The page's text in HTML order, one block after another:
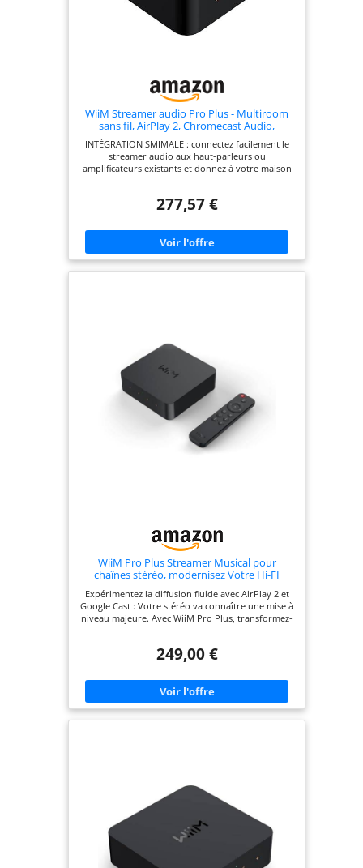
WiiM Streamer audio Pro Plus - Multiroom
sans fil, AirPlay 2, Chromecast Audio,
INTÉGRATION SMIMALE : connectez facilement le
streamer audio aux haut-parleurs ou
amplificateurs existants et donnez à votre maison
un système audio moderne sans avoir à remplacer
prise en charge d'AirPlay 2, Google Chromecast
d'utiliser vos applications et appareils préférés,
que vous aimiez Apple, Android ou d'autres
systèmes. Son de qualité supérieure : découvrez
une musique avec des détails impressionnants
Voice Control, il est facile de contrôler la musique
et le volume, à la maison et à distance.
CONNEXION FLEXIBLE : tirez parti des connexions
sans fil et filaires, y compris WiFi, Ethernet et
plusieurs entrées audio, pour adapter le système
à vos besoins et préférences.
277,57 €
WiiM Pro Plus Streamer Musical pour
chaînes stéréo, modernisez Votre Hi-FI
Expérimentez la diffusion fluide avec AirPlay 2 et
Google Cast : Votre stéréo va connaître une mise à
niveau majeure. Avec WiiM Pro Plus, transformez-
d'Apple TV. Connectez vos appareils Apple
de la diffusion Google Cast de musique, d'audio
TV, de podcasts, etc. depuis diverses applis
compatibles, vers plusieurs enceintes
simultanément. Audio haute résolution, sans
cette haute résolution. Les utilisateurs de TIDAL
Connect peuvent profiter de TIDAL Master avec
décodeur MQA jusqu'à 24 bits/96 kHz. Diffusion
directe depuis vos apps musicales préférées :
Jouez directement via Spotify, TIDAL ou Amazon
Music avec Spotify Connect, TIDAL Connect ou
Alexa. Qualité audio supérieure, plus grande
249,00 €